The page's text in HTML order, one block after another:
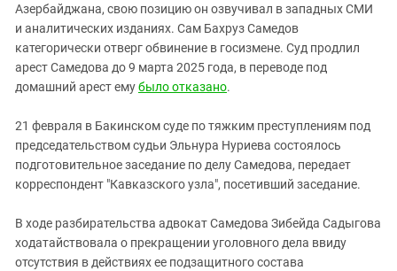
ЮФО
Азербайджана, свою позицию он озвучивал в западных СМИ
и аналитических изданиях. Сам Бахруз Самедов
категорически отверг обвинение в госизмене. Суд продлил
арест Самедова до 9 марта 2025 года, в переводе под
домашний арест емубыло отказано.
21 февраля в Бакинском суде по тяжким преступлениям под
председательством судьи Эльнура Нуриева состоялось
подготовительное заседание по делу Самедова, передает
корреспондент "Кавказского узла", посетивший заседание.
В ходе разбирательства адвокат Самедова Зибейда Садыгова
ходатайствовала о прекращении уголовного дела ввиду
отсутствия в действиях ее подзащитного состава